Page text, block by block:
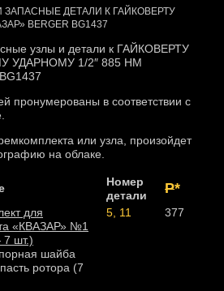
ДЕТАЛИ К ГАЙКОВЕРТУ
BERGER BG1437
узлы и детали к ГАЙКОВЕРТУ
УДАРНОМУ 1/2″ 885 НМ
пронумерованы в соответствии с
или узла, произойдет
на облаке.
Номер
детали
Р*
для
«КВАЗАР» №1
шт.)
шайба
ротора (7
5, 11 377